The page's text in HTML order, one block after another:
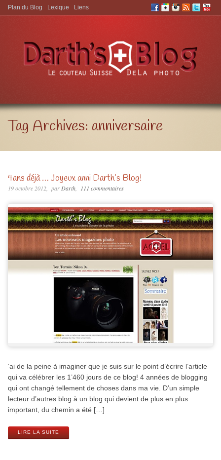
Aller à:
Plan du Blog Lexique Liens
Tag Archives: anniversaire
4ans déjà … Joyeux anni Darth’s Blog!
19 octobre 2012 parDarth 111 commentaires
‘ai de la peine à imaginer que je suis sur le point d’écrire l’article
qui va célébrer les 1’460 jours de ce blog! 4 années de blogging
qui ont changé tellement de choses dans ma vie. D’un simple
lecteur d’autres blog à un blog qui devient de plus en plus
important, du chemin a été […]
LIRE LA SUITE